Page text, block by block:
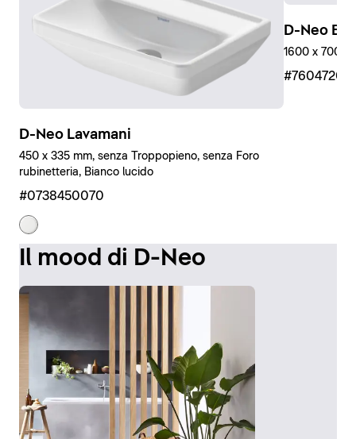
D-Neo Lavamani
450 x 335 mm, senza Troppopieno, senza Foro
rubinetteria, Bianco lucido
#0738450070
D-Neo
1600 x 700
Il mood di D-Neo